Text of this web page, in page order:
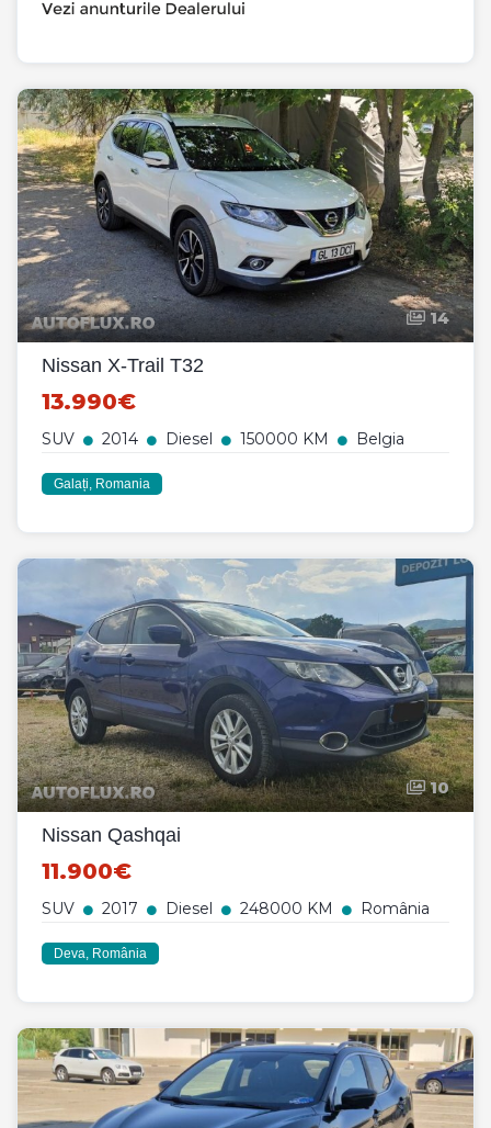
14
Nissan X-Trail T32
13.990€
SUV 2014 Diesel 150000 KM Belgia
Galați, Romania
10
Nissan Qashqai
11.900€
SUV 2017 Diesel 248000 KM România
Deva, România